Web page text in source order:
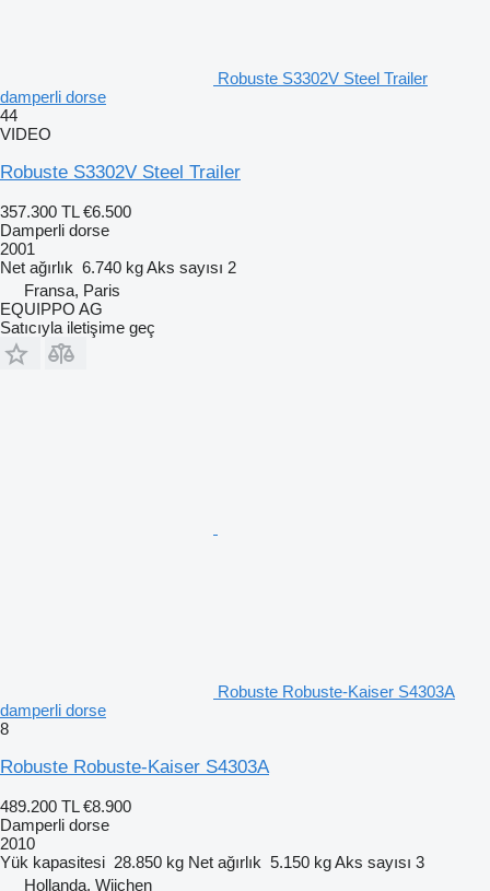
Robuste S3302V Steel Trailer
damperli dorse
44
VIDEO
Robuste S3302V Steel Trailer
357.300 TL €6.500
Damperli dorse
2001
Net ağırlık 6.740 kgAks sayısı 2
Fransa, Paris
EQUIPPO AG
Satıcıyla iletişime geç
Robuste Robuste-Kaiser S4303A
damperli dorse
8
Robuste Robuste-Kaiser S4303A
489.200 TL €8.900
Damperli dorse
2010
Yük kapasitesi 28.850 kg Net ağırlık 5.150 kgAks sayısı 3
Hollanda, Wijchen